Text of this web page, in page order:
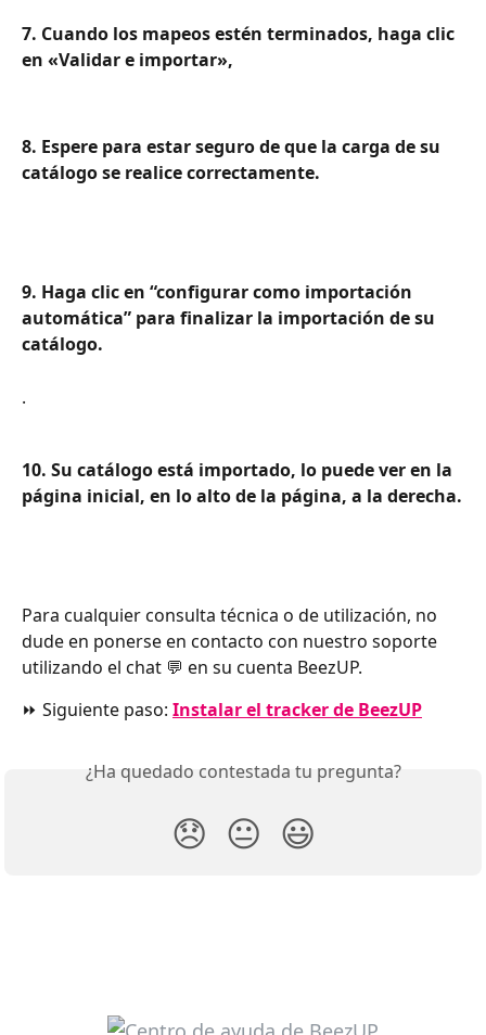
7. Cuando los mapeos estén terminados, haga clic
en «Validar e importar»,
8. Espere para estar seguro de que la carga de su
catálogo se realice correctamente.
9. Haga clic en “configurar como importación
automática” para finalizar la importación de su
catálogo.
.
10. Su catálogo está importado, lo puede ver en la
página inicial, en lo alto de la página, a la derecha.
Para cualquier consulta técnica o de utilización, no
dude en ponerse en contacto con nuestro soporte
utilizando el chat 💬 en su cuenta BeezUP.
⏩ Siguiente paso: Instalar el tracker de BeezUP
¿Ha quedado contestada tu pregunta?
😞 😐 😃